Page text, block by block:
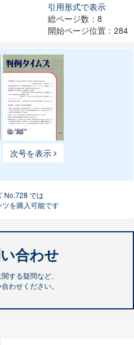
引用形式で表示
総ページ数：8
開始ページ位置：284
次号を表示
No.728 では
を購入可能です
合わせ
する疑問など、
わせください。